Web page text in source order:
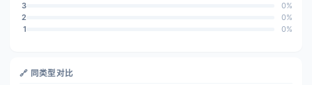
3
0%
2
0%
1
0%
🔗 同类型对比